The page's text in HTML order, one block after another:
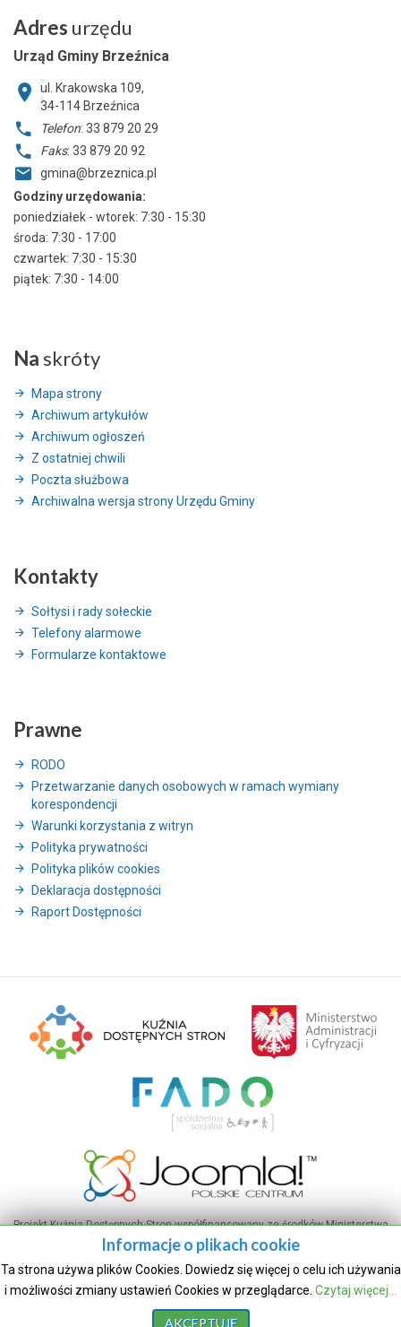
Adres urzędu
Urząd Gminy Brzeźnica
ul. Krakowska 109,
34-114 Brzeźnica
Telefon: 33 879 20 29
Faks: 33 879 20 92
gmina@brzeznica.pl
Godziny urzędowania:
poniedziałek - wtorek: 7:30 - 15:30
środa: 7:30 - 17:00
czwartek: 7:30 - 15:30
piątek: 7:30 - 14:00
Na skróty
Mapa strony
Archiwum artykułów
Archiwum ogłoszeń
Z ostatniej chwili
Poczta służbowa
Archiwalna wersja strony Urzędu Gminy
Kontakty
Sołtysi i rady sołeckie
Telefony alarmowe
Formularze kontaktowe
Prawne
RODO
Przetwarzanie danych osobowych w ramach wymiany
korespondencji
Warunki korzystania z witryn
Polityka prywatności
Polityka plików cookies
Deklaracja dostępności
Raport Dostępności
Projekt Kuźnia Dostępnych Stron współfinansowany ze środków Ministerstwa
Administracji i Cyfryzacji
Urząd Gminy Brzeźnica © 25.04.2018r. Wszelkie prawa
zastrzeżone.
Informacje o plikach cookie
Ta strona używa plików Cookies. Dowiedz się więcej o celu ich używania
i możliwości zmiany ustawień Cookies w przeglądarce. Czytaj więcej...
AKCEPTUJĘ